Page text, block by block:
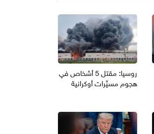
روسيا: مقتل 5 أشخاص في
هجوم مسيَّرات أوكرانية